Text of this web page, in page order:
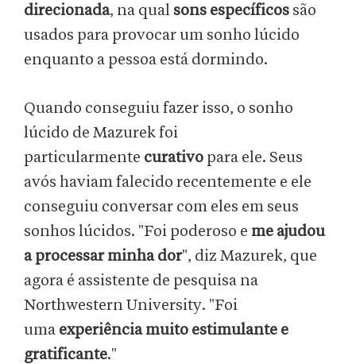
direcionada, na qual sons específicos são
usados para provocar um sonho lúcido
enquanto a pessoa está dormindo.
Quando conseguiu fazer isso, o sonho
lúcido de Mazurek foi
particularmente curativo para ele. Seus
avós haviam falecido recentemente e ele
conseguiu conversar com eles em seus
sonhos lúcidos. "Foi poderoso e me ajudou
a processar minha dor", diz Mazurek, que
agora é assistente de pesquisa na
Northwestern University. "Foi
uma experiência muito estimulante e
gratificante."